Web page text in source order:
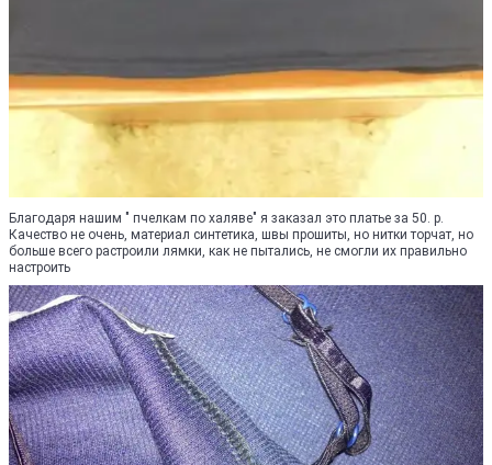
Благодаря нашим " пчелкам по халяве" я заказал это платье за 50. р.
Качество не очень, материал синтетика, швы прошиты, но нитки торчат, но
больше всего растроили лямки, как не пытались, не смогли их правильно
настроить